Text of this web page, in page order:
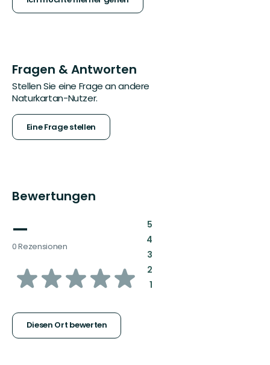
Fragen & Antworten
Stellen Sie eine Frage an andere
Naturkartan-Nutzer.
Eine Frage stellen
Bewertungen
—
0 Rezensionen
von
Sternen
Diesen Ort bewerten
5:
4:
3:
2:
1: